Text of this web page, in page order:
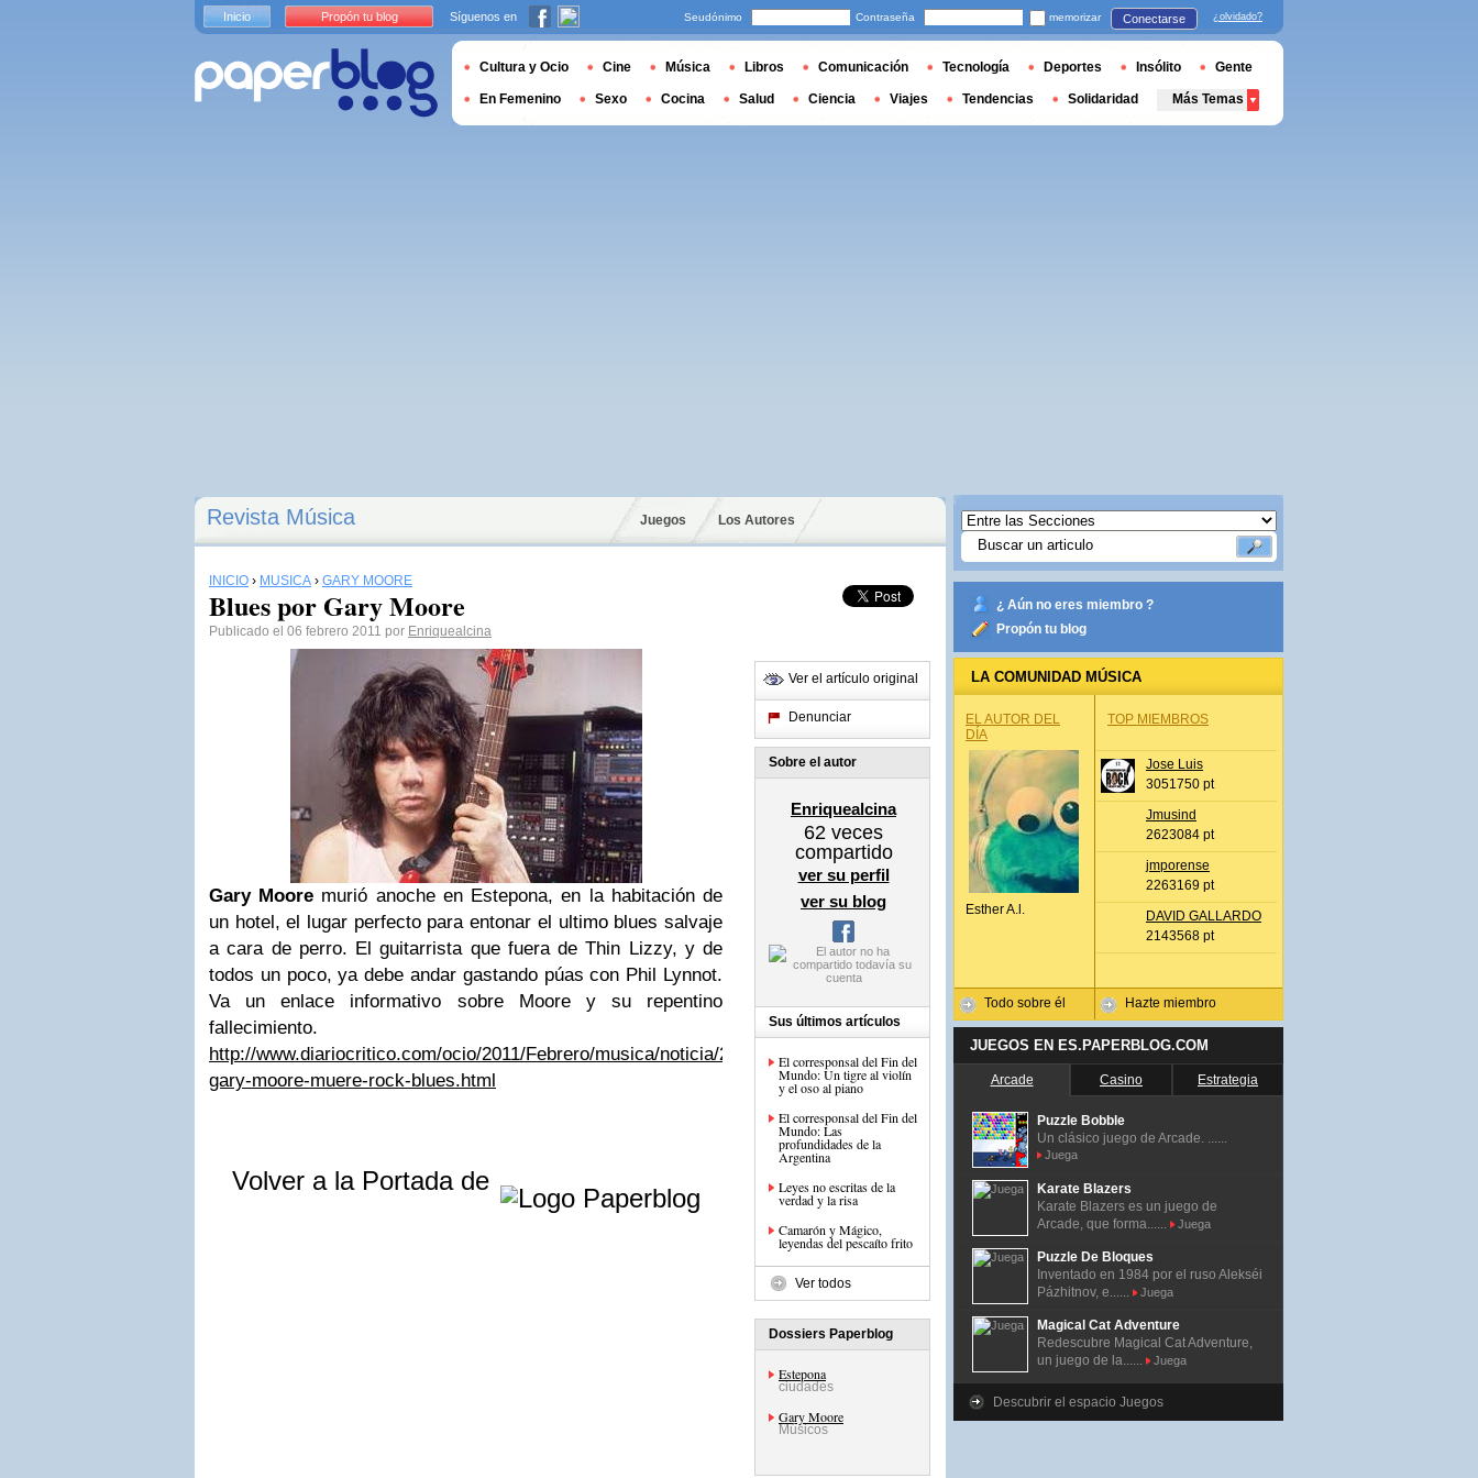
Revista Música Juegos Los Autores
INICIO › MÚSICA › GARY MOORE
Blues por Gary Moore
Publicado el 06 febrero 2011 por Enriquealcina
Gary Moore murió anoche en Estepona, en la habitación de
un hotel, el lugar perfecto para entonar el ultimo blues salvaje
a cara de perro. El guitarrista que fuera de Thin Lizzy, y de
todos un poco, ya debe andar gastando púas con Phil Lynnot.
Va un enlace informativo sobre Moore y su repentino
fallecimiento.
http://www.diariocritico.com/ocio/2011/Febrero/musica/noticia/252753/fallece-
gary-moore-muere-rock-blues.html
Volver a la Portada de
Ver el artículo original
Denunciar
Sobre el autor
Enriquealcina
62 veces
compartido
ver su perfil
ver su blog
Sus últimos artículos
El corresponsal del Fin del
Mundo: Un tigre al violín
y el oso al piano
El corresponsal del Fin del
Mundo: Las
profundidades de la
Argentina
Leyes no escritas de la
verdad y la risa
Camarón y Mágico,
leyendas del pescaíto frito
Ver todos
Dossiers Paperblog
Estepona
ciudades
Gary Moore
Músicos
¿ Aún no eres miembro ?
Propón tu blog
LA COMUNIDAD MÚSICA
EL AUTOR DEL
DÍA
Esther A.l.
Todo sobre él
TOP MIEMBROS
Jose Luis
3051750 pt
Jmusind
2623084 pt
jmporense
2263169 pt
DAVID GALLARDO
2143568 pt
Hazte miembro
JUEGOS EN ES.PAPERBLOG.COM
Arcade Casino Estrategia
Puzzle Bobble
Un clásico juego de Arcade. ......
Juega
Karate Blazers
Karate Blazers es un juego de
Arcade, que forma......
Juega
Puzzle De Bloques
Inventado en 1984 por el ruso Alekséi
Pázhitnov, e......
Juega
Magical Cat Adventure
Redescubre Magical Cat Adventure,
un juego de la......
Juega
Descubrir el espacio Juegos
Inicio Propón tu blog Síguenos en Seudónimo Contraseña memorizar Conectarse ¿olvidado?
Cultura y Ocio Cine Música Libros Comunicación Tecnología Deportes Insólito Gente
En Femenino Sexo Cocina Salud Ciencia Viajes Tendencias Solidaridad Más Temas